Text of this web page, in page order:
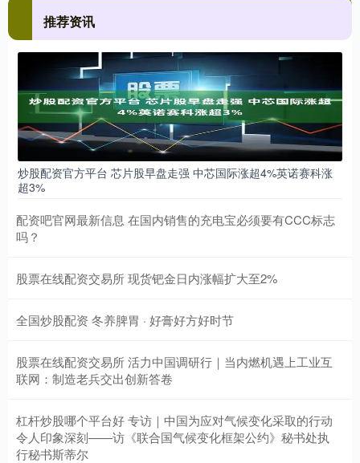
推荐资讯
炒股配资官方平台 芯片股早盘走强 中芯国际涨超4%英诺赛科涨
超3%
配资吧官网最新信息 在国内销售的充电宝必须要有CCC标志
吗？
股票在线配资交易所 现货钯金日内涨幅扩大至2%
全国炒股配资 冬养脾胃 · 好膏好方好时节
股票在线配资交易所 活力中国调研行｜当内燃机遇上工业互
联网：制造老兵交出创新答卷
杠杆炒股哪个平台好 专访｜中国为应对气候变化采取的行动
令人印象深刻——访《联合国气候变化框架公约》秘书处执
行秘书斯蒂尔